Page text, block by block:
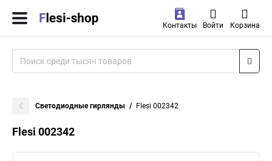
Контакты Войти Корзина
Светодиодные гирлянды Flesi 002342
Flesi 002342